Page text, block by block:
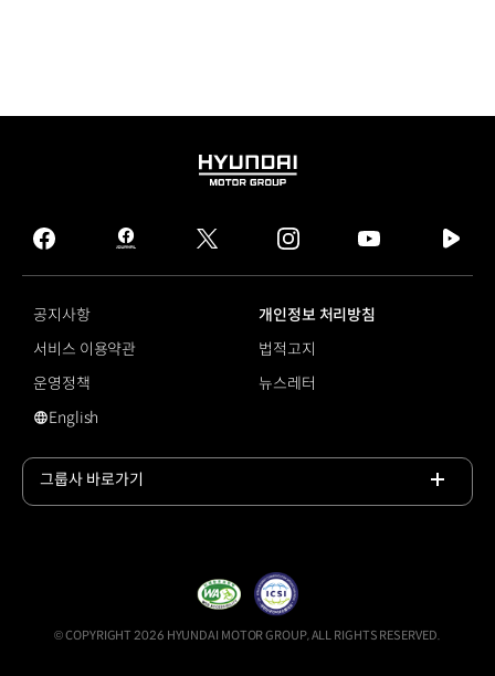
HYUNDAI
GROUP
facebook
hmg
journal
twitter instagram
tv
공지사항
개인정보 처리방침
서비스 이용약관
법적고지
운영정책
뉴스레터
디지털 센터 미러
English
그룹사 바로가기
© COPYRIGHT 2026 HYUNDAI MOTOR GROUP, ALL RIGHTS RESERVED.